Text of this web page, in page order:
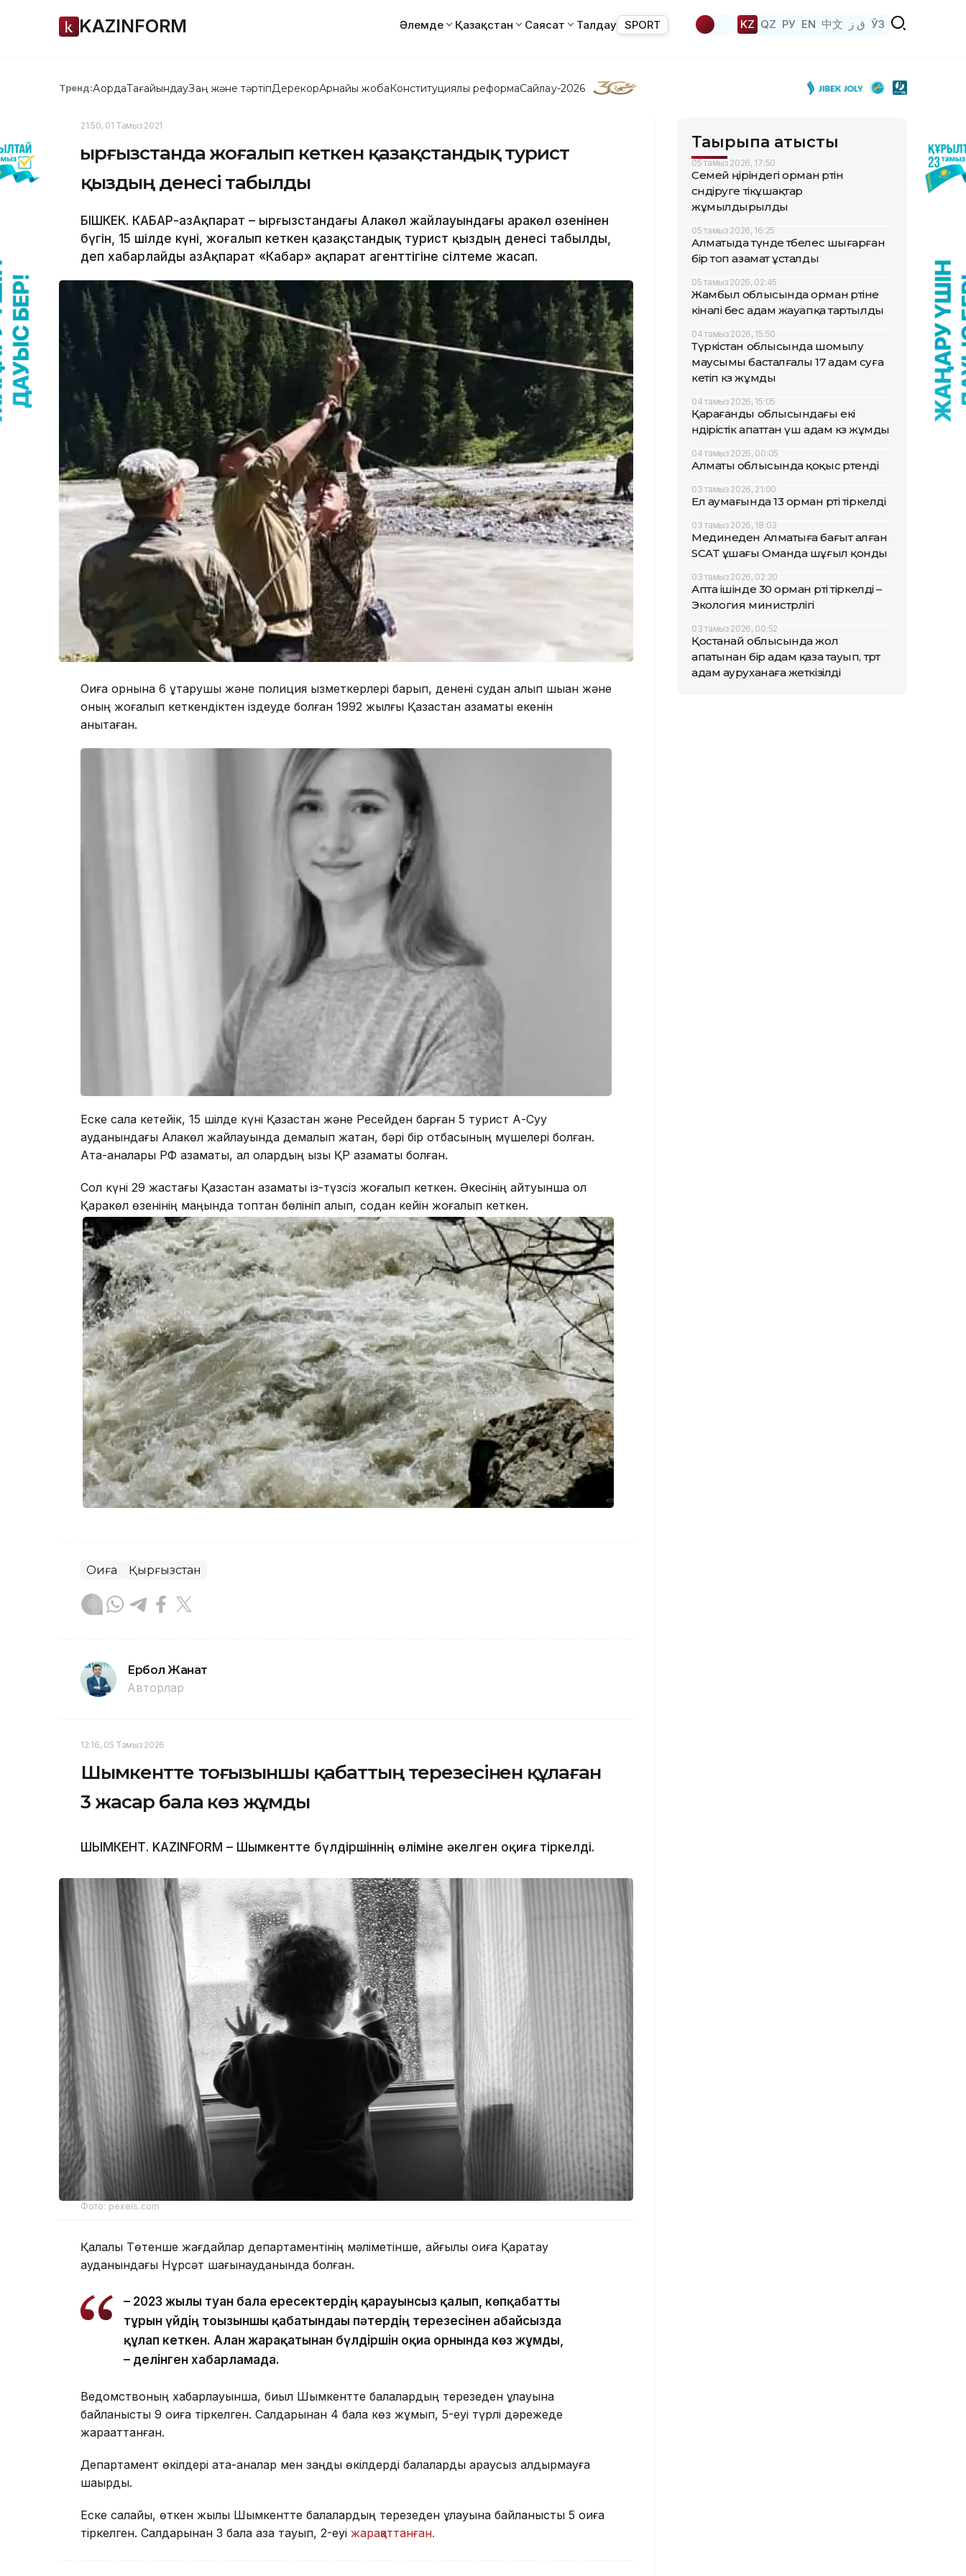
KAZINFORM Әлемде Қазақстан Саясат Талдау SPORT KZ QZ РУ EN 中文 ق ز ЎЗ
Тренд:АқордаТағайындауЗаң және тәртіпДерекқорАрнайы жобаКонституциялық реформаСайлау-2026
21:50, 01 Тамыз 2021
Қырғызстанда жоғалып кеткен қазақстандық турист
қыздың денесі табылды
БІШКЕК. КАБАР-ҚазАқпарат – Қырғызстандағы Алакөл жайлауындағы Қаракөл өзенінен
бүгін, 15 шілде күні, жоғалып кеткен қазақстандық турист қыздың денесі табылды,
деп хабарлайды ҚазАқпарат «Кабар» ақпарат агенттігіне сілтеме жасап.
Оқиға орнына 6 құтқарушы және полиция қызметкерлері барып, денені судан алып шыққан және
оның жоғалып кеткендіктен іздеуде болған 1992 жылғы Қазақстан азаматы екенін
анықтаған.
Еске сала кетейік, 15 шілде күні Қазақстан және Ресейден барған 5 турист Ақ-Суу
ауданындағы Алакөл жайлауында демалып жатқан, бәрі бір отбасының мүшелері болған.
Ата-аналары РФ азаматы, ал олардың қызы ҚР азаматы болған.
Сол күні 29 жастағы Қазақстан азаматы із-түзсіз жоғалып кеткен. Әкесінің айтуынша ол
Қаракөл өзенінің маңында топтан бөлініп қалып, содан кейін жоғалып кеткен.
Оқиға Қырғызстан
Ербол Жанат
Авторлар
12:16, 05 Тамыз 2026
Шымкентте тоғызыншы қабаттың терезесінен құлаған
3 жасар бала көз жұмды
ШЫМКЕНТ. KAZINFORM – Шымкентте бүлдіршіннің өліміне әкелген оқиға тіркелді.
Фото: pexels.com
Қалалық Төтенше жағдайлар департаментінің мәліметінше, қайғылы оқиға Қаратау
ауданындағы Нұрсәт шағынауданында болған.
– 2023 жылы туған бала ересектердің қарауынсыз қалып, көпқабатты
тұрғын үйдің тоғызыншы қабатындағы пәтердің терезесінен абайсызда
құлап кеткен. Алған жарақатынан бүлдіршін оқиға орнында көз жұмды,
– делінген хабарламада.
Ведомствоның хабарлауынша, биыл Шымкентте балалардың терезеден құлауына
байланысты 9 оқиға тіркелген. Салдарынан 4 бала көз жұмып, 5-еуі түрлі дәрежеде
жарақаттанған.
Департамент өкілдері ата-аналар мен заңды өкілдерді балаларды қараусыз қалдырмауға
шақырды.
Еске салайық, өткен жылы Шымкентте балалардың терезеден құлауына байланысты 5 оқиға
тіркелген. Салдарынан 3 бала қаза тауып, 2-еуі жарақаттанған.
Тақырыпқа қатысты
05 тамыз 2026, 17:50
Семей өңіріндегі орман өртін
сөндіруге тікұшақтар
жұмылдырылды
05 тамыз 2026, 16:25
Алматыда түнде төбелес шығарған
бір топ азамат ұсталды
05 тамыз 2026, 02:45
Жамбыл облысында орман өртіне
кінәлі бес адам жауапқа тартылды
04 тамыз 2026, 15:50
Түркістан облысында шомылу
маусымы басталғалы 17 адам суға
кетіп көз жұмды
04 тамыз 2026, 15:05
Қарағанды облысындағы екі
өндірістік апаттан үш адам көз жұмды
04 тамыз 2026, 00:05
Алматы облысында қоқыс өртенді
03 тамыз 2026, 21:00
Ел аумағында 13 орман өрті тіркелді
03 тамыз 2026, 18:03
Мединеден Алматыға бағыт алған
SCAT ұшағы Оманда шұғыл қонды
03 тамыз 2026, 02:20
Апта ішінде 30 орман өрті тіркелді –
Экология министрлігі
03 тамыз 2026, 00:52
Қостанай облысында жол
апатынан бір адам қаза тауып, төрт
адам ауруханаға жеткізілді